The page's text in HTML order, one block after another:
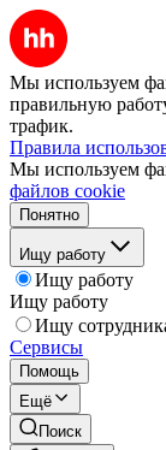
Мы используем
правильную
трафик.
Правила
Мы используем
файлов cookie
Понятно
Ищу работу
Ищу работу
Ищу работу
Ищу
Сервисы
Помощь
Ещё
Поиск